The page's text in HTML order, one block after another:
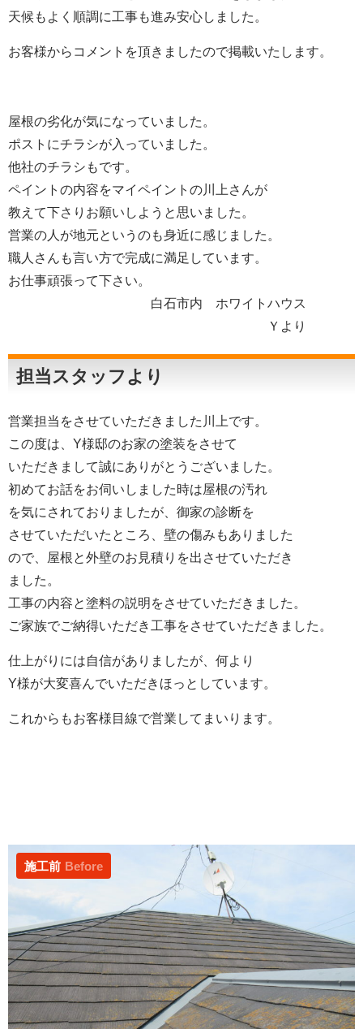
天候もよく順調に工事も進み安心しました。
お客様からコメントを頂きましたので掲載いたします。
屋根の劣化が気になっていました。
ポストにチラシが入っていました。
他社のチラシもです。
ペイントの内容をマイペイントの川上さんが
教えて下さりお願いしようと思いました。
営業の人が地元というのも身近に感じました。
職人さんも言い方で完成に満足しています。
お仕事頑張って下さい。
白石市内 ホワイトハウス
Ｙより
担当スタッフより
営業担当をさせていただきました川上です。
この度は、Y様邸のお家の塗装をさせて
いただきまして誠にありがとうございました。
初めてお話をお伺いしました時は屋根の汚れ
を気にされておりましたが、御家の診断を
させていただいたところ、壁の傷みもありました
ので、屋根と外壁のお見積りを出させていただき
ました。
工事の内容と塗料の説明をさせていただきました。
ご家族でご納得いただき工事をさせていただきました。
仕上がりには自信がありましたが、何より
Y様が大変喜んでいただきほっとしています。
これからもお客様目線で営業してまいります。
施工前 Before